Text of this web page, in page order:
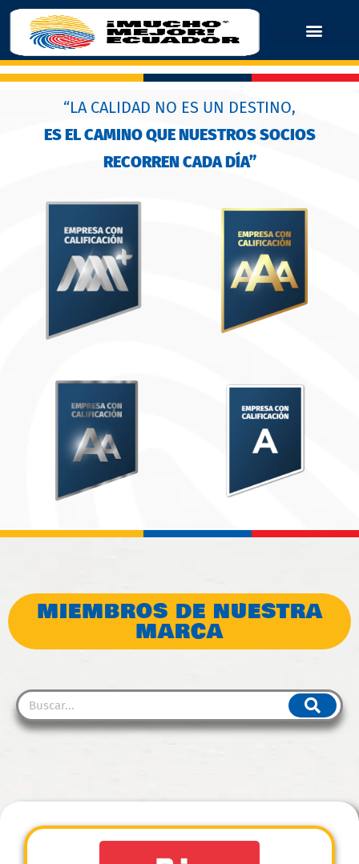
“LA CALIDAD NO ES UN DESTINO,
ES EL CAMINO QUE NUESTROS SOCIOS
RECORREN CADA DÍA”
MIEMBROS DE NUESTRA
MARCA